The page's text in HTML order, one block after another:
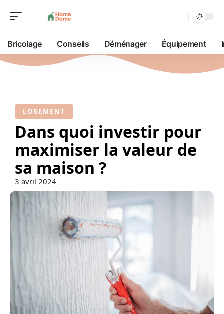
Bricolage Conseils Déménager Équipement
LOGEMENT
Dans quoi investir pour
maximiser la valeur de
sa maison ?
3 avril 2024